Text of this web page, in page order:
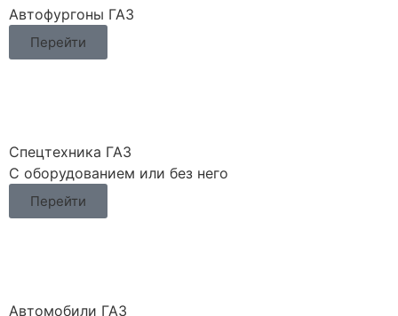
Автофургоны ГАЗ
Перейти
Спецтехника ГАЗ
С оборудованием или без него
Перейти
Автомобили ГАЗ